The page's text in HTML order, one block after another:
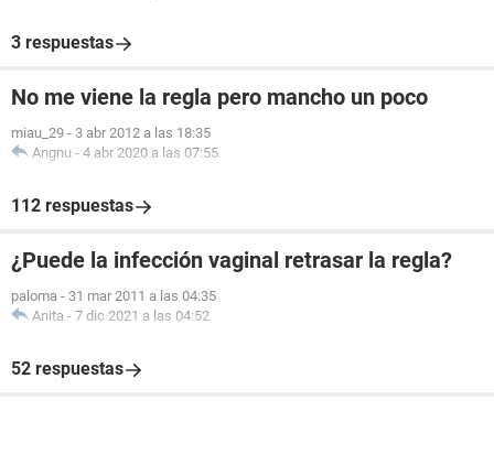
3 respuestas
No me viene la regla pero mancho un poco
miau_29 - 3 abr 2012 a las 18:35
Angnu - 4 abr 2020 a las 07:55
112 respuestas
¿Puede la infección vaginal retrasar la regla?
paloma - 31 mar 2011 a las 04:35
Anita - 7 dic 2021 a las 04:52
52 respuestas